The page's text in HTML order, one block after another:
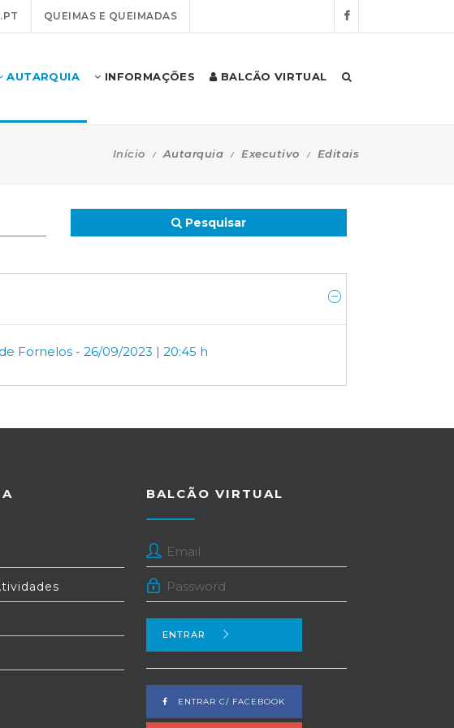
QUEIMAS E QUEIMADAS
AUTARQUIA INFORMAÇÕES BALCÃO VIRTUAL
Início Autarquia Executivo Editais
Pesquisar
Fornelos - 26/09/2023 | 20:45 h
BALCÃO VIRTUAL
ENTRAR
ENTRAR C/ FACEBOOK